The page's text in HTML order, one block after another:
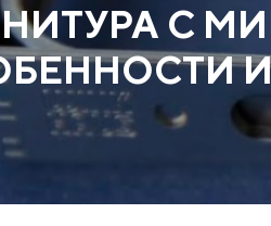
С